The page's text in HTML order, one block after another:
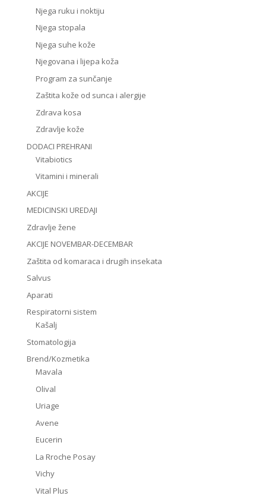
Njega ruku i noktiju
Njega stopala
Njega suhe kože
Njegovana i lijepa koža
Program za sunčanje
Zaštita kože od sunca i alergije
Zdrava kosa
Zdravlje kože
DODACI PREHRANI
Vitabiotics
Vitamini i minerali
AKCIJE
MEDICINSKI UREDAJI
Zdravlje žene
AKCIJE NOVEMBAR-DECEMBAR
Zaštita od komaraca i drugih insekata
Salvus
Aparati
Respiratorni sistem
Kašalj
Stomatologija
Brend/Kozmetika
Mavala
Olival
Uriage
Avene
Eucerin
La Rroche Posay
Vichy
Vital Plus